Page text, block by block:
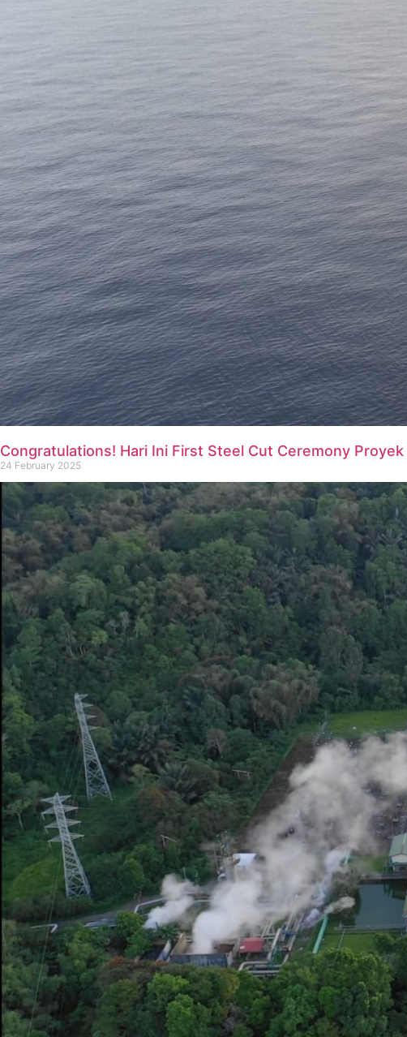
Congratulations! Hari Ini First Steel Cut Ceremony Proyek
24 February 2025